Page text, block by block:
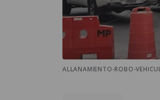
ALLANAMIENTO-ROBO-